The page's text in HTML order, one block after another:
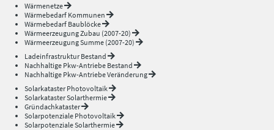
Wärmenetze
Wärmebedarf Kommunen
Wärmebedarf Baublöcke
Wärmeerzeugung Zubau (2007-20)
Wärmeerzeugung Summe (2007-20)
Ladeinfrastruktur Bestand
Nachhaltige Pkw-Antriebe Bestand
Nachhaltige Pkw-Antriebe Veränderung
Solarkataster Photovoltaik
Solarkataster Solarthermie
Gründachkataster
Solarpotenziale Photovoltaik
Solarpotenziale Solarthermie